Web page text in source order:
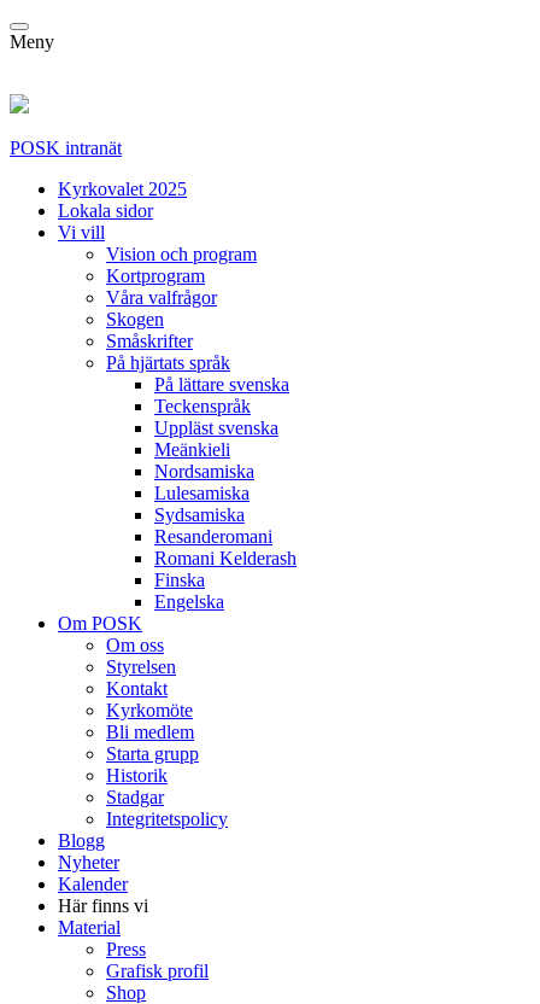
Meny
POSK intranät
Kyrkovalet 2025
Lokala sidor
Vi vill
Vision och program
Kortprogram
Våra valfrågor
Skogen
Småskrifter
På hjärtats språk
På lättare svenska
Teckenspråk
Uppläst svenska
Meänkieli
Nordsamiska
Lulesamiska
Sydsamiska
Resanderomani
Romani Kelderash
Finska
Engelska
Om POSK
Om oss
Styrelsen
Kontakt
Kyrkomöte
Bli medlem
Starta grupp
Historik
Stadgar
Integritetspolicy
Blogg
Nyheter
Kalender
Här finns vi
Material
Press
Grafisk profil
Shop